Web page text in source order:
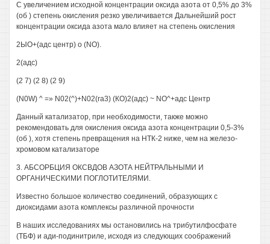
С увеличением исходной концентрации оксида азота от 0,5% до 3%
(об ) степень окисления резко увеличивается Дальнейший рост
концентрации оксида азота мало влияет на степень окисления
2ЫО+(адс центр) о (NO).
2(адс)
(2 7) (2 8) (2 9)
(N0W) ^ =» N02(^)+N02(ra3) (КО)2(адс) ~ NO^+адс Центр
Данный катализатор, при необходимости, также можно
рекомендовать для окисления оксида азота концентрации 0,5-3%
(об ), хотя степень превращения на НТК-2 ниже, чем на железо-
хромовом катализаторе
3. АБСОРБЦИЯ ОКСВДОВ АЗОТА НЕЙТРАЛЬНЫМИ И
ОРГАНИЧЕСКИМИ ПОГЛОТИТЕЛЯМИ.
Известно большое количество соединений, образующих с
диоксидами азота комплексы различной прочности
В наших исследованиях мы остановились на трибутилфосфате
(ТБФ) и ади-подинитриле, исходя из следующих соображений